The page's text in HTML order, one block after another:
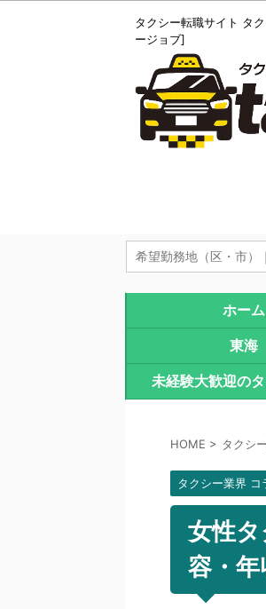
タクシー転職サイト タ
ージョブ]
ホーム
東海
未経験大歓迎の
HOME > タクシ
タクシー業界 コ
女性
容・年